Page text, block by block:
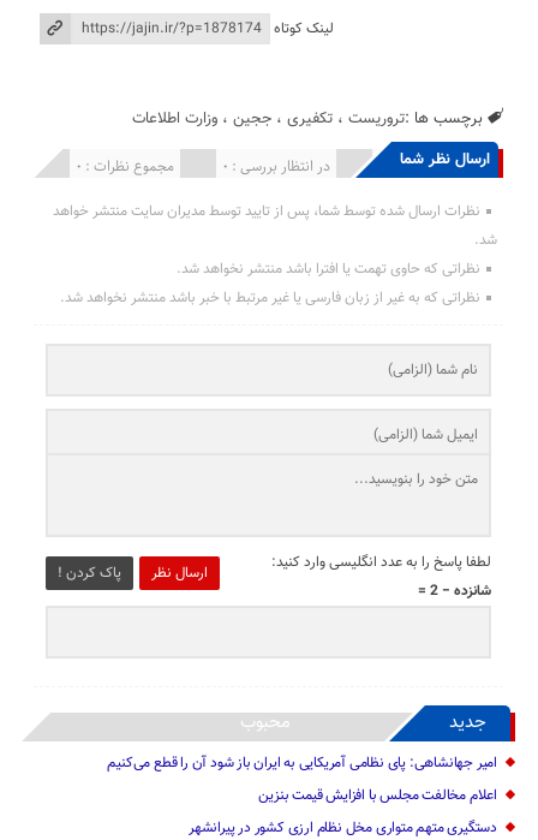
لینک کوتاه
برچسب ها :تروریست ،تکفیری ،ججین ،وزارت اطلاعات
ارسال نظر شما مجموع نظرات : 0 در انتظار بررسی : 0 انتشار یافته : 0
نظرات ارسال شده توسط شما، پس از تایید توسط مدیران سایت منتشر خواهد
شد.
نظراتی که حاوی تهمت یا افترا باشد منتشر نخواهد شد.
نظراتی که به غیر از زبان فارسی یا غیر مرتبط با خبر باشد منتشر نخواهد شد.
ارسال نظر پاک کردن !
لطفا پاسخ را به عدد انگلیسی وارد کنید:
شانزده − 2 =
جدید محبوب
امیر جهانشاهی: پای نظامی آمریکایی به ایران باز شود آن را قطع می‌کنیم
اعلام مخالفت مجلس با افزایش قیمت بنزین
دستگیری متهم متواری مخل نظام ارزی کشور در پیرانشهر